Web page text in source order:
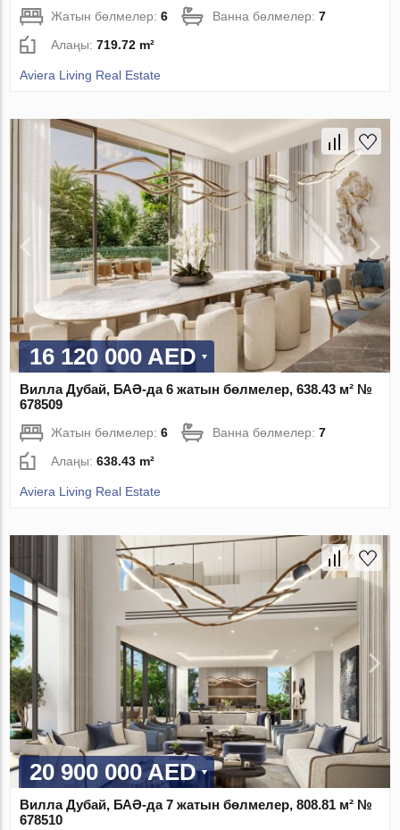
Жатын бөлмелер:6 Ванна бөлмелер:7
Алаңы:719.72 m²
Aviera Living Real Estate
16 120 000 AED
Вилла Дубай, БАӘ-да 6 жатын бөлмелер, 638.43 м² №
678509
Жатын бөлмелер:6 Ванна бөлмелер:7
Алаңы:638.43 m²
Aviera Living Real Estate
20 900 000 AED
Вилла Дубай, БАӘ-да 7 жатын бөлмелер, 808.81 м² №
678510